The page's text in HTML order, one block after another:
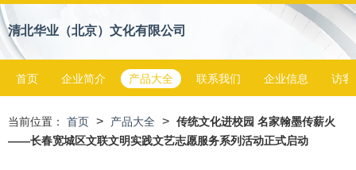
清北华业（北京）文化有限公司
首页 企业简介 产品大全 联系我们 企业信息 访客
当前位置： 首页 > 产品大全 > 传统文化进校园 名家翰墨传薪火
——长春宽城区文联文明实践文艺志愿服务系列活动正式启动